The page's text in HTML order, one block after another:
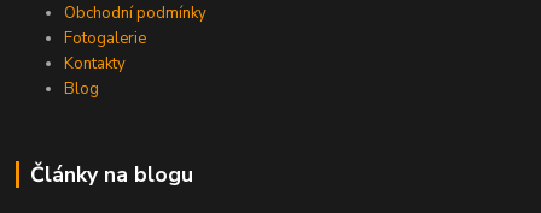
Obchodní podmínky
Fotogalerie
Kontakty
Blog
Články na blogu